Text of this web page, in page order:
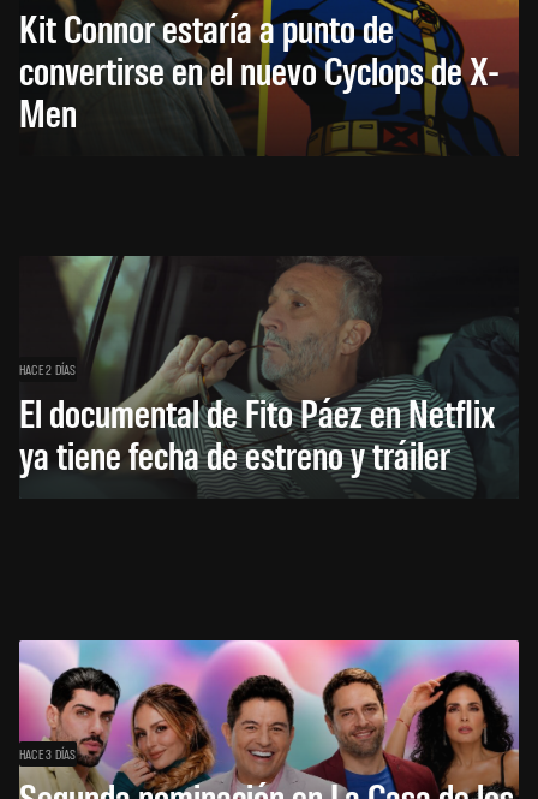
Kit Connor estaría a punto de
convertirse en el nuevo Cyclops de X-
Men
HACE 2 DÍAS
El documental de Fito Páez en Netflix
ya tiene fecha de estreno y tráiler
HACE 3 DÍAS